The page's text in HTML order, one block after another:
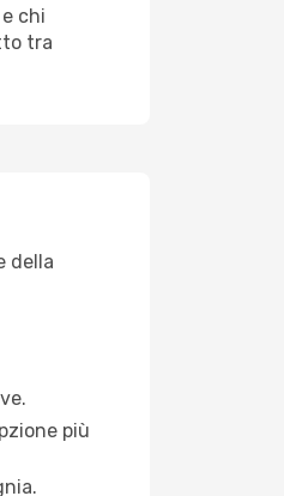
chi
tra
della
più